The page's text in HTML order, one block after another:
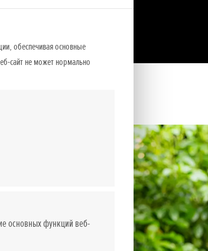
обеспечивая основные
сайт не может нормально
основных функций веб-